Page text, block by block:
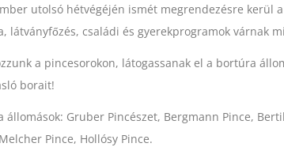
utolsó hétvégéjén ismét megrendezésre kerül
látványfőzés, családi és gyerekprogramok várnak
a pincesorokon, látogassanak el a bortúra
borait!
állomások: Gruber Pincészet, Bergmann Pince,
Pince, Hollósy Pince.